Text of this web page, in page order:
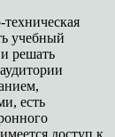
учебный
решать
есть
доступ к